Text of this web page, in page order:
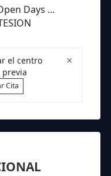
Days ...
×
el centro
Cita